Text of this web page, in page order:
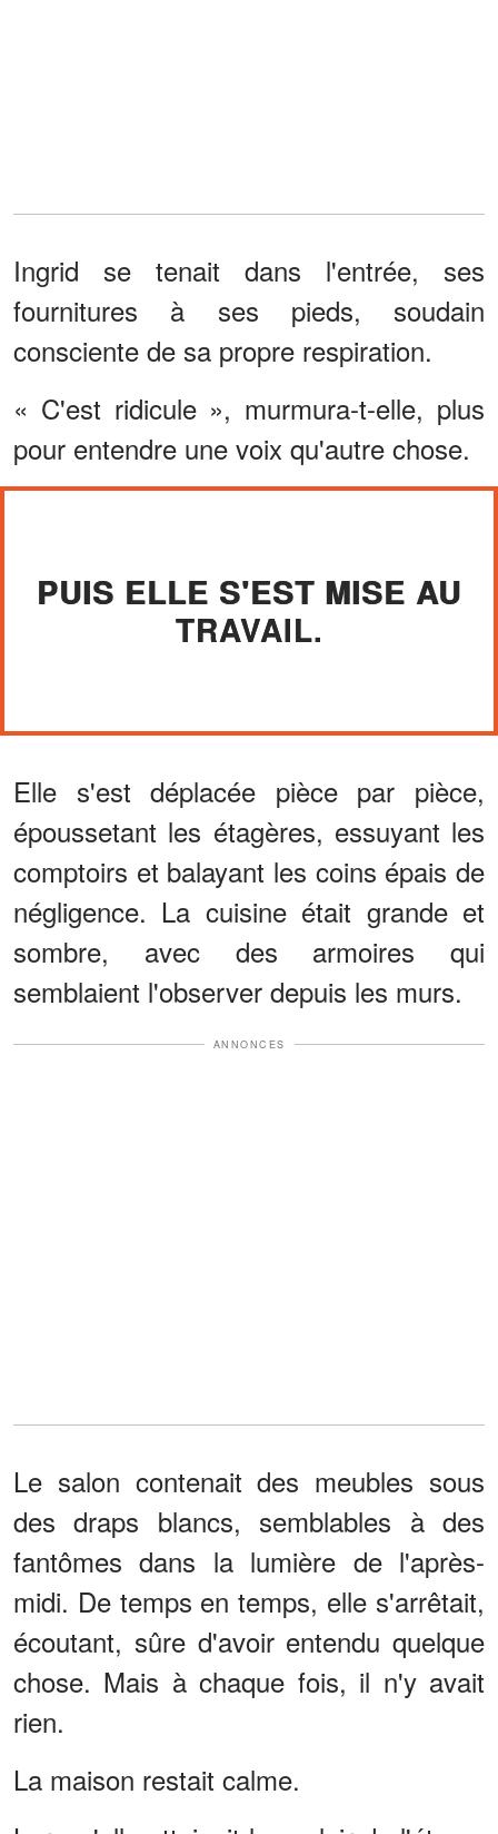
Ingrid se tenait dans l'entrée, ses
fournitures à ses pieds, soudain
consciente de sa propre respiration.
« C'est ridicule », murmura-t-elle, plus
pour entendre une voix qu'autre chose.
PUIS ELLE S'EST MISE AU
TRAVAIL.
Elle s'est déplacée pièce par pièce,
époussetant les étagères, essuyant les
comptoirs et balayant les coins épais de
négligence. La cuisine était grande et
sombre, avec des armoires qui
semblaient l'observer depuis les murs.
ANNONCES
Le salon contenait des meubles sous
des draps blancs, semblables à des
fantômes dans la lumière de l'après-
midi. De temps en temps, elle s'arrêtait,
écoutant, sûre d'avoir entendu quelque
chose. Mais à chaque fois, il n'y avait
rien.
La maison restait calme.